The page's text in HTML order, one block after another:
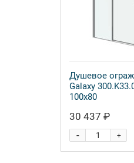
Душевое
Galaxy
100x80
30 437 ₽
+
-